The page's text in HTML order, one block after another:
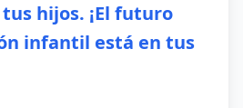
hijos. ¡El futuro
infantil está en tus